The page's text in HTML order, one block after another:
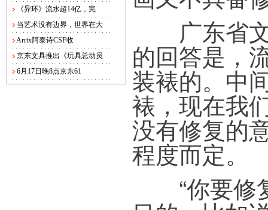
《异环》流水超14亿，完
当艺术没有边界，世界在大
Arrtx阿泰诗CSF收
京东文具推出《玩具总动员
6月17日晚8点京东61
广东省文
的回答是，
装裱的。中
裱，现在我
没有修复的
程度而定。
“你要修